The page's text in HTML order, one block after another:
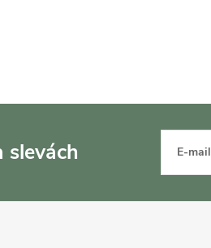
slevách E-mail